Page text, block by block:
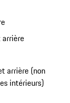
arrière (non
intérieurs)